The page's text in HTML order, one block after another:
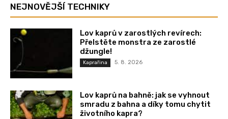
NEJNOVĚJŠÍ TECHNIKY
Lov kaprů v zarostlých revírech:
Přelstěte monstra ze zarostlé
džungle!
Kaprařina 5. 8. 2026
Lov kaprů na bahně: jak se vyhnout
smradu z bahna a díky tomu chytit
životního kapra?